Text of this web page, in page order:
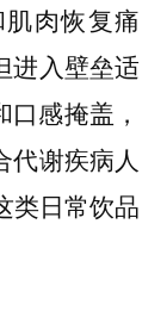
肉恢复痛
进入壁垒适
感掩盖，
代谢疾病人
类日常饮品